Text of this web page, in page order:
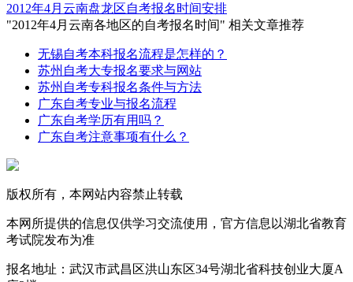
2012年4月云南盘龙区自考报名时间安排
"2012年4月云南各地区的自考报名时间" 相关文章推荐
无锡自考本科报名流程是怎样的？
苏州自考大专报名要求与网站
苏州自考专科报名条件与方法
广东自考专业与报名流程
广东自考学历有用吗？
广东自考注意事项有什么？
版权所有，本网站内容禁止转载
本网所提供的信息仅供学习交流使用，官方信息以湖北省教育
考试院发布为准
报名地址：武汉市武昌区洪山东区34号湖北省科技创业大厦A